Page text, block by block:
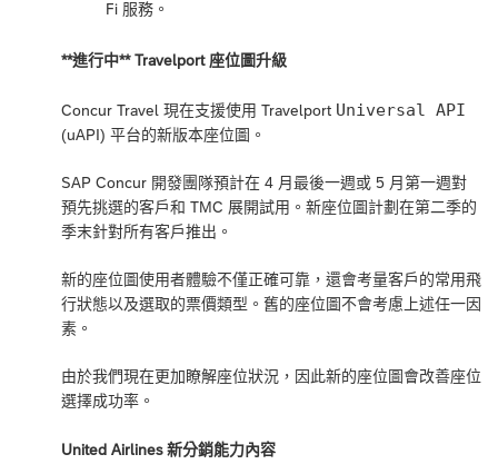
Fi 服務。
**進行中** Travelport 座位圖升級
Concur Travel 現在支援使用 Travelport Universal API
(uAPI) 平台的新版本座位圖。
SAP Concur 開發團隊預計在 4 月最後一週或 5 月第一週對
預先挑選的客戶和 TMC 展開試用。新座位圖計劃在第二季的
季末針對所有客戶推出。
新的座位圖使用者體驗不僅正確可靠，還會考量客戶的常用飛
行狀態以及選取的票價類型。舊的座位圖不會考慮上述任一因
素。
由於我們現在更加瞭解座位狀況，因此新的座位圖會改善座位
選擇成功率。
United Airlines 新分銷能力內容